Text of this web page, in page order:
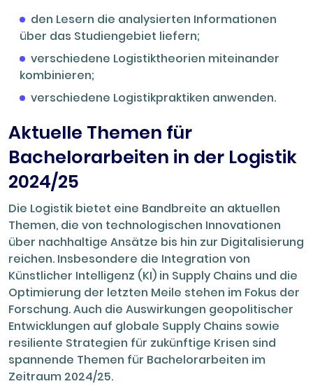
den Lesern die analysierten Informationen
über das Studiengebiet liefern;
verschiedene Logistiktheorien miteinander
kombinieren;
verschiedene Logistikpraktiken anwenden.
Aktuelle Themen für
Bachelorarbeiten in der Logistik
2024/25
Die Logistik bietet eine Bandbreite an aktuellen
Themen, die von technologischen Innovationen
über nachhaltige Ansätze bis hin zur Digitalisierung
reichen. Insbesondere die Integration von
Künstlicher Intelligenz (KI) in Supply Chains und die
Optimierung der letzten Meile stehen im Fokus der
Forschung. Auch die Auswirkungen geopolitischer
Entwicklungen auf globale Supply Chains sowie
resiliente Strategien für zukünftige Krisen sind
spannende Themen für Bachelorarbeiten im
Zeitraum 2024/25.